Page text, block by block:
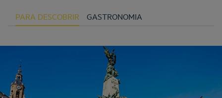
PARA DESCOBRIR GASTRONOMIA